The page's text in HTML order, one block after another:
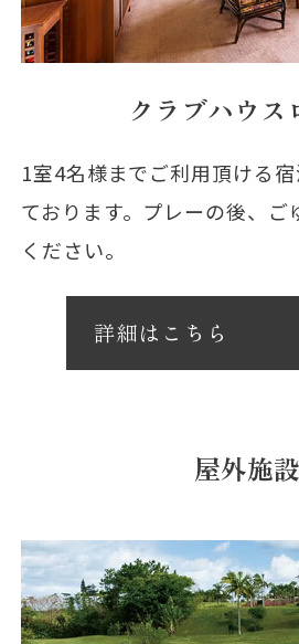
クラブハウス
1室4名様までご利用頂ける
ております。プレーの後、ご
ください。
詳細はこちら
屋外施設